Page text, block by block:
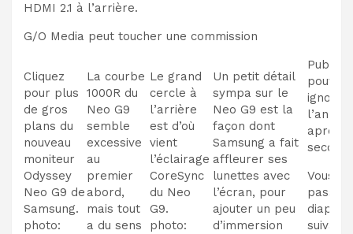
HDMI 2.1 à l’arrière.
G/O Media peut toucher une commission
Cliquez
pour plus
de gros
plans du
nouveau
moniteur
Odyssey
Neo G9 de
Samsung.
photo:
La courbe
1000R du
Neo G9
semble
excessive
au
premier
abord,
mais tout
a du sens
Le grand
cercle à
l’arrière
est d’où
vient
l’éclairage
CoreSync
du Neo
G9.
photo:
Un petit détail
sympa sur le
Neo G9 est la
façon dont
Samsung a fait
affleurer ses
lunettes avec
l’écran, pour
ajouter un peu
d’immersion
pouvez
ignorer
après 1
Vous
passer